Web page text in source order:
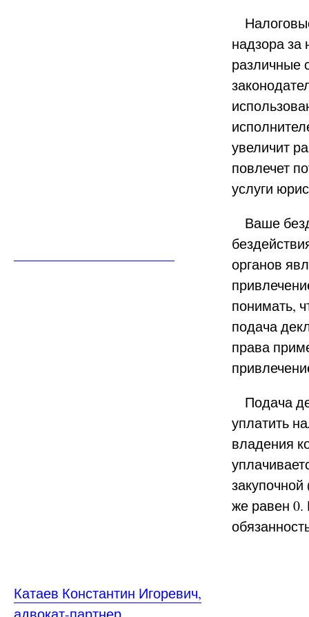
Катаев Константин Игоревич,
надзора
различные
увеличит
повлечет
услуги
Ваше
органов
понимать,
подача
права
Подача
уплатить
владения
же равен